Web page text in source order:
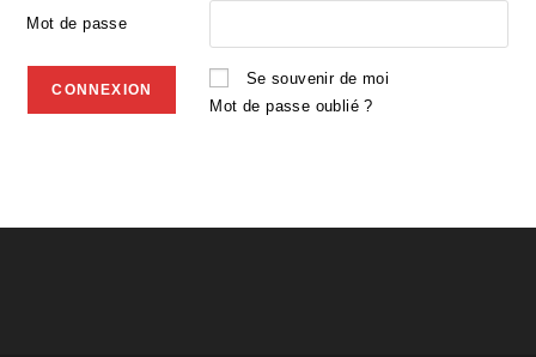
Mot de passe
Se souvenir de moi
Mot de passe oublié ?